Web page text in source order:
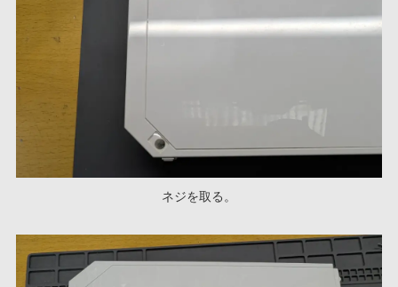
ネジを取る。